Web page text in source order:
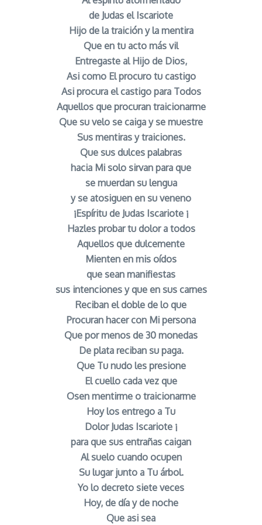
de Judas el Iscariote
Hijo de la traición y la mentira
Que en tu acto más vil
Entregaste al Hijo de Dios,
Asi como El procuro tu castigo
Asi procura el castigo para Todos
Aquellos que procuran traicionarme
Que su velo se caiga y se muestre
Sus mentiras y traiciones.
Que sus dulces palabras
hacia Mi solo sirvan para que
se muerdan su lengua
y se atosiguen en su veneno
¡Espíritu de Judas Iscariote ¡
Hazles probar tu dolor a todos
Aquellos que dulcemente
Mienten en mis oídos
que sean manifiestas
sus intenciones y que en sus carnes
Reciban el doble de lo que
Procuran hacer con Mi persona
Que por menos de 30 monedas
De plata reciban su paga.
Que Tu nudo les presione
El cuello cada vez que
Osen mentirme o traicionarme
Hoy los entrego a Tu
Dolor Judas Iscariote ¡
para que sus entrañas caigan
Al suelo cuando ocupen
Su lugar junto a Tu árbol.
Yo lo decreto siete veces
Hoy, de día y de noche
Que asi sea